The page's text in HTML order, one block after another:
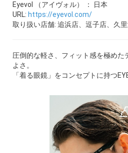
採用
Eyevol （アイヴォル） ： 日本
URL: https://eyevol.com/
取り扱い店舗: 追浜店、逗子店、久
圧倒的な軽さ、フィット感を極め
よさ。
「着る眼鏡」をコンセプトに持つ